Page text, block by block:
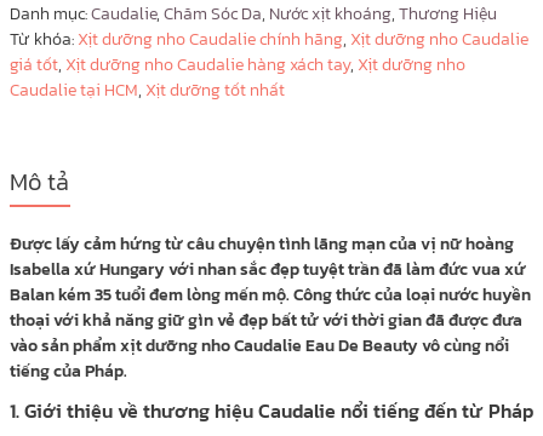
Danh mục:Caudalie,Chăm Sóc Da, Nước xịt khoáng,Thương Hiệu
Từ khóa:Xịt dưỡng nho Caudalie chính hãng, Xịt dưỡng nho Caudalie
giá tốt, Xịt dưỡng nho Caudalie hàng xách tay, Xịt dưỡng nho
Caudalie tại HCM, Xịt dưỡng tốt nhất
Mô tả
Được lấy cảm hứng từ câu chuyện tình lãng mạn của vị nữ hoàng
Isabella xứ Hungary với nhan sắc đẹp tuyệt trần đã làm đức vua xứ
Balan kém 35 tuổi đem lòng mến mộ. Công thức của loại nước huyền
thoại với khả năng giữ gìn vẻ đẹp bất tử với thời gian đã được đưa
vào sản phẩm xịt dưỡng nho Caudalie Eau De Beauty vô cùng nổi
tiếng của Pháp.
1. Giới thiệu về thương hiệu Caudalie nổi tiếng đến từ Pháp